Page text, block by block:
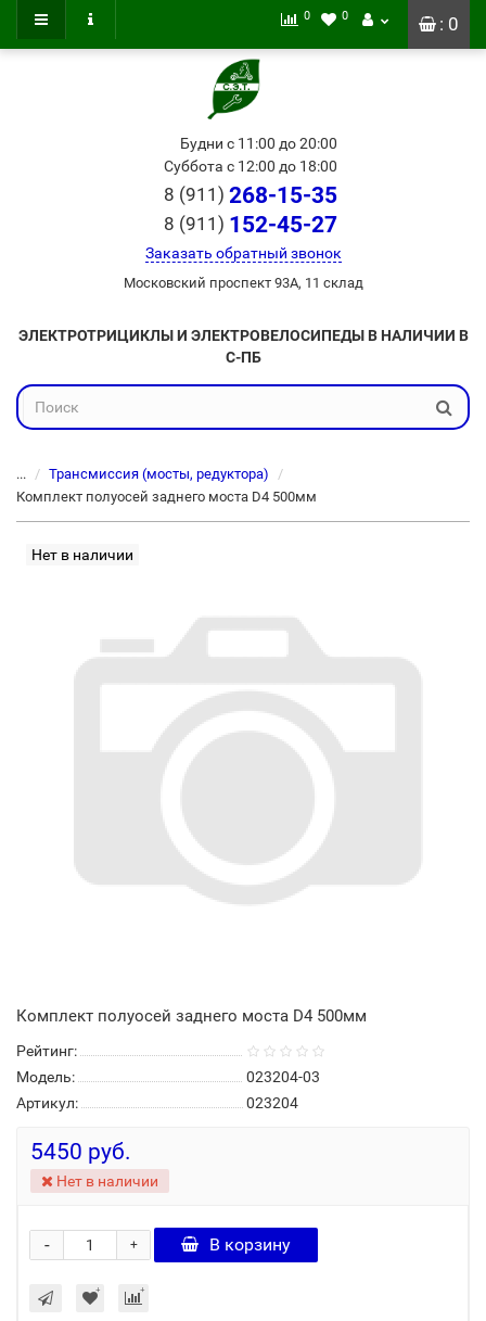
: 0
0 0
Будни с 11:00 до 20:00
Суббота с 12:00 до 18:00
8 (911) 268-15-35
8 (911) 152-45-27
Заказать обратный звонок
Московский проспект 93А, 11 склад
ЭЛЕКТРОТРИЦИКЛЫ И ЭЛЕКТРОВЕЛОСИПЕДЫ В НАЛИЧИИ В
С-ПБ
...
Трансмиссия (мосты, редуктора)
Комплект полуосей заднего моста D4 500мм
Нет в наличии
Комплект полуосей заднего моста D4 500мм
Рейтинг:
Модель:
023204-03
Артикул:
023204
5450 руб.
Нет в наличии
+
- В корзину